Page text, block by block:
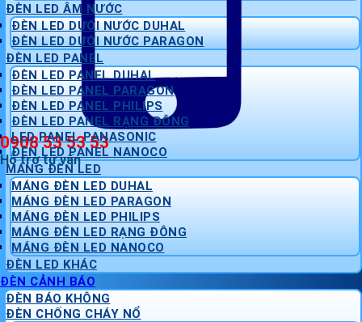
0908 53 53 53
Hỗ trợ tư vấn
ĐÈN LED ÂM NƯỚC
ĐÈN LED DƯỚI NƯỚC DUHAL
ĐÈN LED DƯỚI NƯỚC PARAGON
ĐÈN LED PANEL
ĐÈN LED PANEL DUHAL
ĐÈN LED PANEL PARAGON
ĐÈN LED PANEL PHILIPS
ĐÈN LED PANEL RẠNG ĐÔNG
LED PANEL PANASONIC
ĐÈN LED PANEL NANOCO
MÁNG ĐÈN LED
MÁNG ĐÈN LED DUHAL
MÁNG ĐÈN LED PARAGON
MÁNG ĐÈN LED PHILIPS
MÁNG ĐÈN LED RẠNG ĐÔNG
MÁNG ĐÈN LED NANOCO
ĐÈN LED KHÁC
ĐÈN CẢNH BÁO
ĐÈN BÁO KHÔNG
ĐÈN CHỐNG CHÁY NỔ